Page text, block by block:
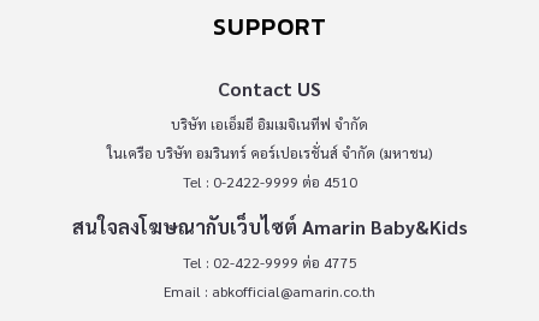
SUPPORT
Contact US
บริษัท เอเอ็มอี อิมเมจิเนทีฟ จำกัด
ในเครือ บริษัท อมรินทร์ คอร์เปอเรชั่นส์ จำกัด (มหาชน)
Tel : 0-2422-9999 ต่อ 4510
สนใจลงโฆษณากับเว็บไซต์ Amarin Baby&Kids
Tel : 02-422-9999 ต่อ 4775
Email : abkofficial@amarin.co.th